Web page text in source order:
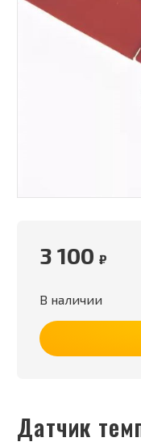
Датчик температуры
3 100 ₽
В наличии